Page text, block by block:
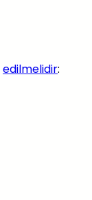
edilmelidir: